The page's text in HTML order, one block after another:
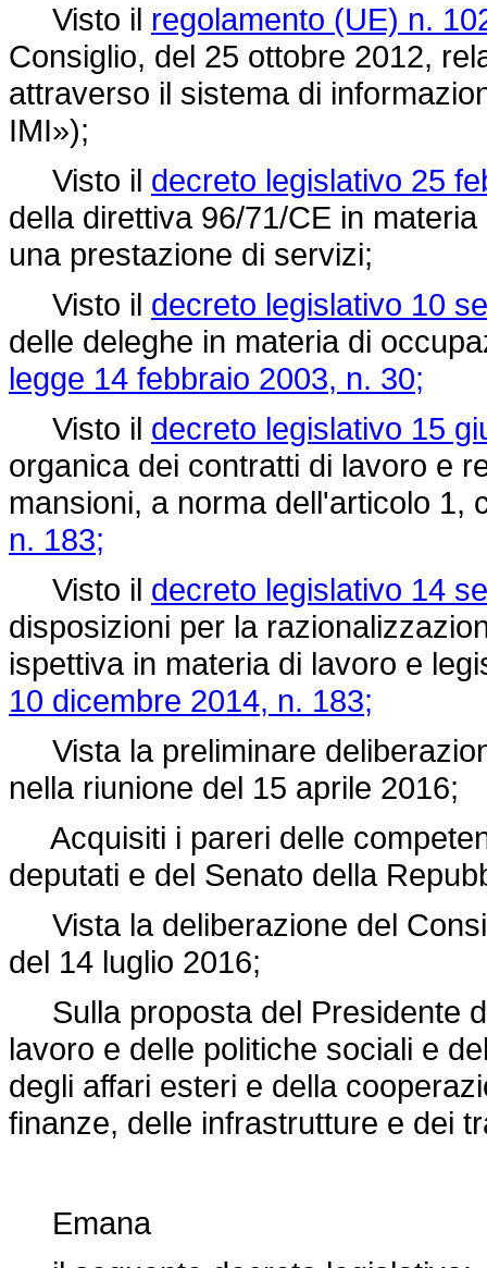
Visto il regolamento (UE) n.
Consiglio, del 25 ottobre 2012,
attraverso il sistema di
IMI»);
Visto il decreto legislativo 25
della direttiva 96/71/CE in
una prestazione di servizi;
Visto il decreto legislativo 10
delle deleghe in materia di
legge 14 febbraio 2003, n. 30;
Visto il decreto legislativo 15
organica dei contratti di lavoro e
mansioni, a norma dell'articolo 1,
n. 183;
Visto il decreto legislativo 14
disposizioni per la
ispettiva in materia di lavoro e
10 dicembre 2014, n. 183;
Vista la preliminare
nella riunione del 15 aprile 2016;
Acquisiti i pareri delle
deputati e del Senato della
Vista la deliberazione del
del 14 luglio 2016;
Sulla proposta del Presidente
lavoro e delle politiche sociali e
degli affari esteri e della
finanze, delle infrastrutture e dei
Emana